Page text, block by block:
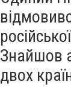
Знайшов
двох